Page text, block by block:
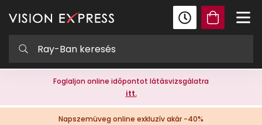
Foglaljon online időpontot látásvizsgálatra
itt.
Napszemüveg online exkluzív akár -40%